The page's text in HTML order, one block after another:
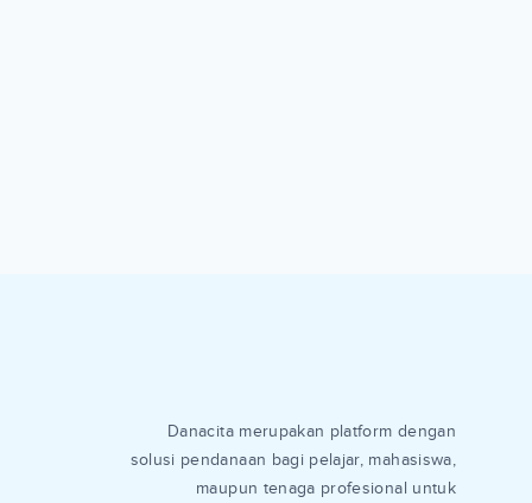
Danacita merupakan platform dengan
solusi pendanaan bagi pelajar, mahasiswa,
maupun tenaga profesional untuk